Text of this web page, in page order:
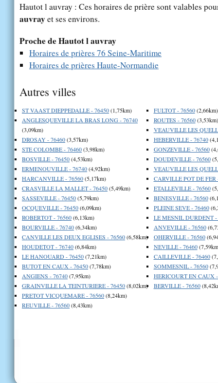
Hautot l auvray : Ces horaires de prière sont valables
auvrayet ses environs.
Proche de Hautot l auvray
Horaires de prières 76 Seine-Maritime
Horaires de prières Haute-Normandie
Autres villes
ST VAAST DIEPPEDALLE - 76450(1,75km)
ANGLESQUEVILLE LA BRAS LONG - 76740
(3,09km)
DROSAY - 76460(3,57km)
STE COLOMBE - 76460(3,98km)
BOSVILLE - 76450(4,53km)
ERMENOUVILLE - 76740(4,92km)
HARCANVILLE - 76560(5,17km)
CRASVILLE LA MALLET - 76450(5,49km)
SASSEVILLE - 76450(5,79km)
OCQUEVILLE - 76450(6,09km)
ROBERTOT - 76560(6,13km)
BOURVILLE - 76740(6,34km)
CANVILLE LES DEUX EGLISES - 76560(6,58km)
HOUDETOT - 76740(6,84km)
LE HANOUARD - 76450(7,21km)
BUTOT EN CAUX - 76450(7,78km)
ANGIENS - 76740(7,95km)
GRAINVILLE LA TEINTURIERE - 76450(8,02km)
PRETOT VICQUEMARE - 76560(8,24km)
REUVILLE - 76560(8,43km)
FULTOT - 76560(2,66km)
ROUTES - 76560(3,53km)
VEAUVILLE LES
HEBERVILLE - 76740
GONZEVILLE - 76560
DOUDEVILLE - 76560
VEAUVILLE LES
CARVILLE POT DE FER
ETALLEVILLE - 76560
BENESVILLE - 76560
PLEINE SEVE - 76460
LE MESNIL DURDENT -
ANVEVILLE - 76560
OHERVILLE - 76560
NEVILLE - 76460
CAILLEVILLE - 76460
SOMMESNIL - 76560
HERICOURT EN CAUX
BERVILLE - 76560